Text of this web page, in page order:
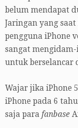
belum mendapat
Jaringan yang
pengguna iPhone
sangat
untuk berselancar
Wajar jika iPhone
iPhone pada 6
saja para fanbase